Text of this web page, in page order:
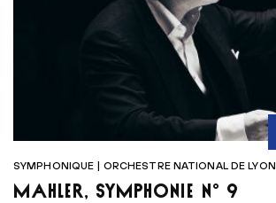
SYMPHONIQUE | ORCHESTRE NATIONAL DE LYON
MAHLER, SYMPHONIE N° 9